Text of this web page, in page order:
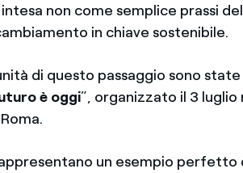
intesa non come semplice prassi
in chiave sostenibile.
di questo passaggio sono
è oggi”, organizzato il 3 luglio
un esempio perfetto